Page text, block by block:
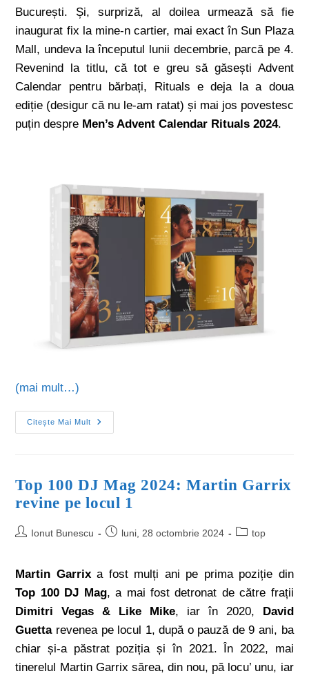
București. Și, surpriză, al doilea urmează să fie
inaugurat fix la mine-n cartier, mai exact în Sun Plaza
Mall, undeva la începutul lunii decembrie, parcă pe 4.
Revenind la titlu, că tot e greu să găsești Advent
Calendar pentru bărbați, Rituals e deja la a doua
ediție (desigur că nu le-am ratat) și mai jos povestesc
puțin despre Men’s Advent Calendar Rituals 2024.
(mai mult…)
Citește Mai Mult
Top 100 DJ Mag 2024: Martin Garrix
revine pe locul 1
Ionut Bunescu luni, 28 octombrie 2024 top
Martin Garrixa fost mulți ani pe prima poziție din
Top 100 DJ Mag, a mai fost detronat de către frații
Dimitri Vegas & Like Mike, iar în 2020, David
Guettarevenea pe locul 1, după o pauză de 9 ani, ba
chiar și-a păstrat poziția și în 2021. În 2022, mai
tinerelul Martin Garrix sărea, din nou, pă locu’ unu, iar